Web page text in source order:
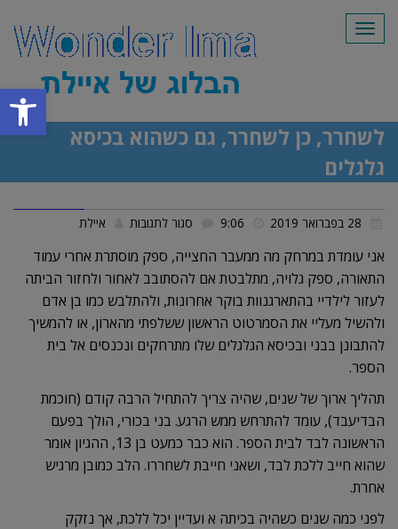
פתח
תפריט
לשחרר, כן לשחרר, גם כשהוא בכיסא
גלגלים
סגור לתגובות
לשחרר,
כן
לשחרר,
גם
כשהוא
גלגלים
איילת
אני עומדת במרחק מה ממעבר החצייה, ספק מוסתרת אחרי עמוד
התאורה, ספק גלויה, מתלבטת אם להסתובב לאחור ולחזור הביתה
לעזור לילדיי בהתארגנוות בוקר אחרונות, ולהתלבש כמו בן אדם
ולהשיל מעליי את הסמרטוט הראשון ששלפתי מהארון, או להמשיך
להתבונן בבני ובכיסא הגלגלים שלו מתרחקים ונכנסים אל בית
הספר.
תהליך ארוך של שנים, שהיה צריך להתחיל הרבה קודם (חוכמת
הבדיעבד), עומד להתרחש ממש הרגע. בני בכורי, הולך בפעם
הראשונה לבד לבית הספר. הוא כבר כמעט בן 13, ההגיון אומר
שהוא חייב ללכת לבד, ושאני חייבת לשחררו. הלב כמובן מרגיש
אחרת.
לפני כמה שנים כשהיה בכיתה א ועדיין יכל ללכת, אך נזקק